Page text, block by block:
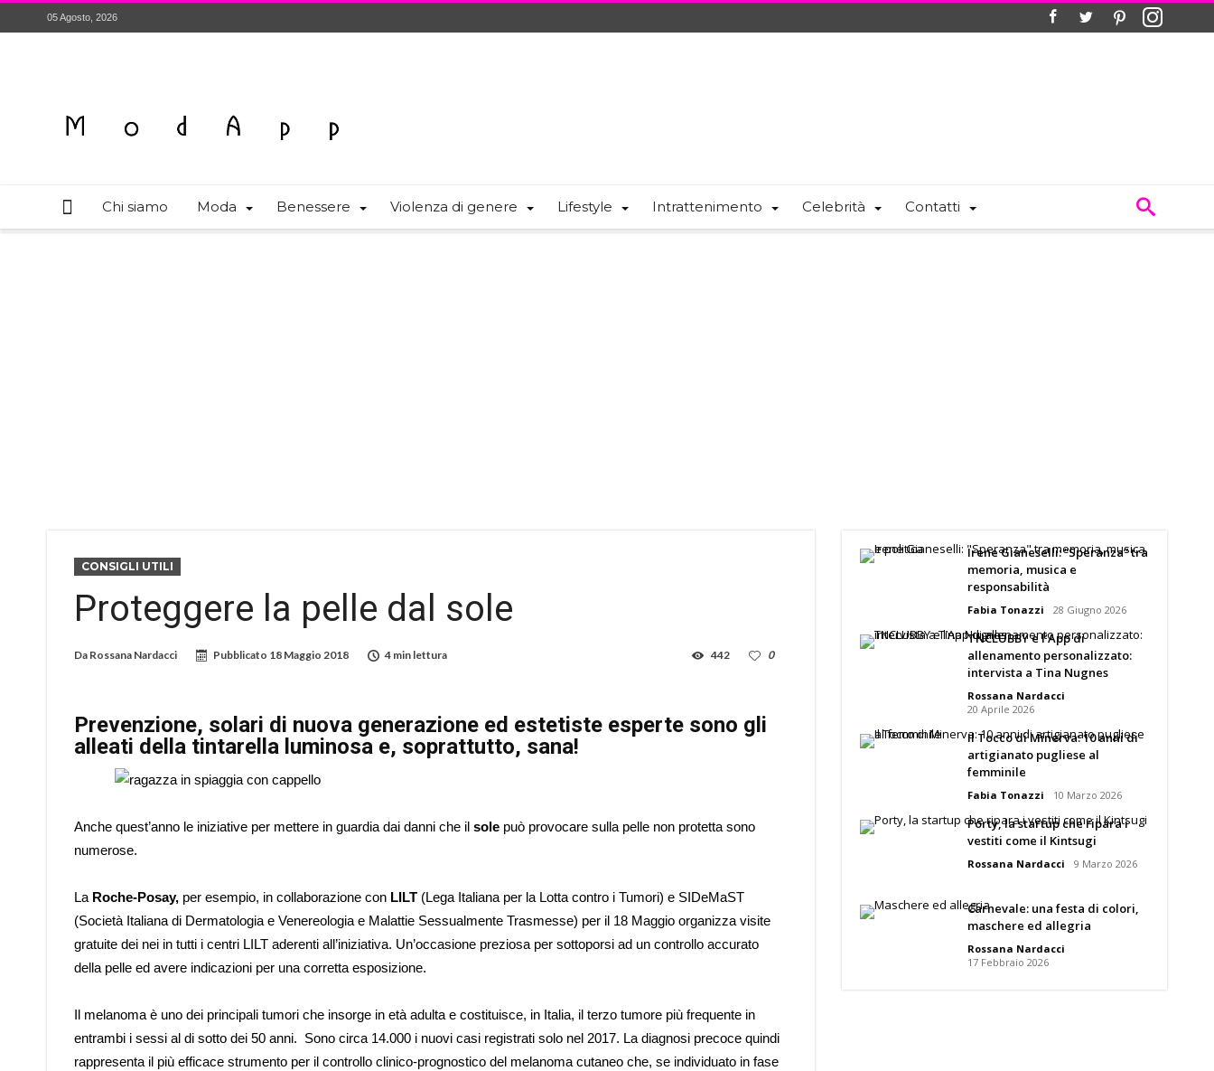
05 Agosto, 2026
Chi siamo Moda Benessere Violenza di genere Lifestyle Intrattenimento Celebrità Contatti
CONSIGLI UTILI
Proteggere la pelle dal sole
Da Rossana Nardacci Pubblicato 18 Maggio 2018 4 min lettura 0
442
Prevenzione, solari di nuova generazione ed estetiste esperte sono gli
alleati della tintarella luminosa e, soprattutto, sana!
Anche quest’anno le iniziative per mettere in guardia dai danni che il sole può provocare sulla pelle non protetta sono
numerose.
La Roche-Posay, per esempio, in collaborazione con LILT (Lega Italiana per la Lotta contro i Tumori) e SIDeMaST
(Società Italiana di Dermatologia e Venereologia e Malattie Sessualmente Trasmesse) per il 18 Maggio organizza visite
gratuite dei nei in tutti i centri LILT aderenti all’iniziativa. Un’occasione preziosa per sottoporsi ad un controllo accurato
della pelle ed avere indicazioni per una corretta esposizione.
Il melanoma è uno dei principali tumori che insorge in età adulta e costituisce, in Italia, il terzo tumore più frequente in
entrambi i sessi al di sotto dei 50 anni. Sono circa 14.000 i nuovi casi registrati solo nel 2017. La diagnosi precoce quindi
rappresenta il più efficace strumento per il controllo clinico-prognostico del melanoma cutaneo che, se individuato in fase
Irene Gianeselli: “Speranza” tra
memoria, musica e
responsabilità
Fabia Tonazzi 28 Giugno 2026
TNCLUBBY e l’App di
allenamento personalizzato:
intervista a Tina Nugnes
Rossana Nardacci
20 Aprile 2026
Il Tocco di Minerva: 10 anni di
artigianato pugliese al
femminile
Fabia Tonazzi 10 Marzo 2026
Porty, la startup che ripara i
vestiti come il Kintsugi
Rossana Nardacci 9 Marzo 2026
Carnevale: una festa di colori,
maschere ed allegria
Rossana Nardacci
17 Febbraio 2026